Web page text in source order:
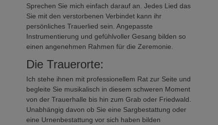
Sprechen Sie mich einfach darauf an. Jedes Lied das
Sie mit den verstorbenen Verbindet kann ihr
persönliches Trauerlied sein. Angepasste
Instrumentierung und gefühlvoller Gesang bilden so
einen angenehmen Rahmen für die Zeremonie.
Die Trauerorte:
Ich stehe ihnen mit professionellem Rat zur Seite und
begleite Sie musikalisch in diesem schweren Moment
von der Trauerhalle bis hin zum Grab oder Friedwald.
Unabhängig davon ob Sie eine Sargbestattung oder
eine Urnenbestattung vor sich haben bilden